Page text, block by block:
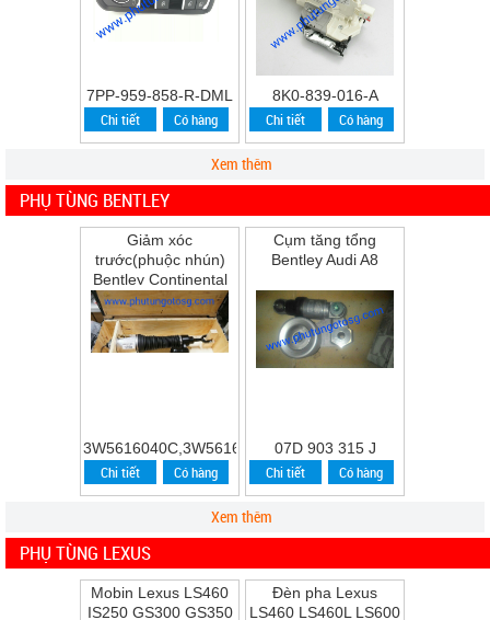
7PP-959-858-R-DML
Chi tiết Có hàng
8K0-839-016-A
Chi tiết Có hàng
Xem thêm
PHỤ TÙNG BENTLEY
Giảm xóc
trước(phuộc nhún)
Bentley Continental
Flying Spur Speed
năm 2009
3W5616040C,3W5616039C
Chi tiết Có hàng
Cụm tăng tổng
Bentley Audi A8
07D 903 315 J
Chi tiết Có hàng
Xem thêm
PHỤ TÙNG LEXUS
Mobin Lexus LS460
IS250 GS300 GS350
Đèn pha Lexus
LS460 LS460L LS600